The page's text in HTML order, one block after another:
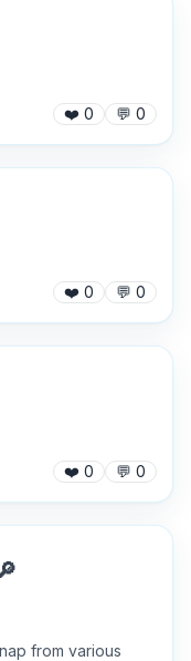
❤️ 0 💬 0
❤️ 0 💬 0
❤️ 0 💬 0
from various